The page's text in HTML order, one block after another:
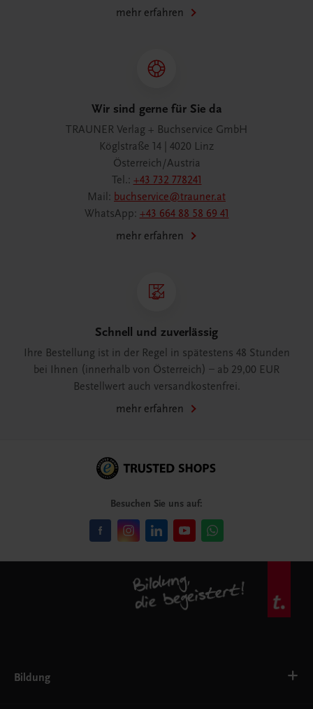
mehr erfahren
Wir sind gerne für Sie da
TRAUNER Verlag + Buchservice GmbH
Köglstraße 14 | 4020 Linz
Österreich/Austria
Tel.: +43 732 778241
Mail: buchservice@trauner.at
WhatsApp: +43 664 88 58 69 41
mehr erfahren
Schnell und zuverlässig
Ihre Bestellung ist in der Regel in spätestens 48 Stunden
bei Ihnen (innerhalb von Österreich) – ab 29,00 EUR
Bestellwert auch versandkostenfrei.
mehr erfahren
Besuchen Sie uns auf:
Bildung